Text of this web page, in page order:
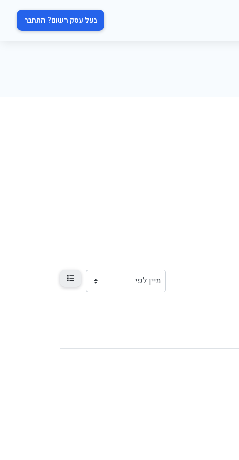
בעל עסק רשום? התחבר